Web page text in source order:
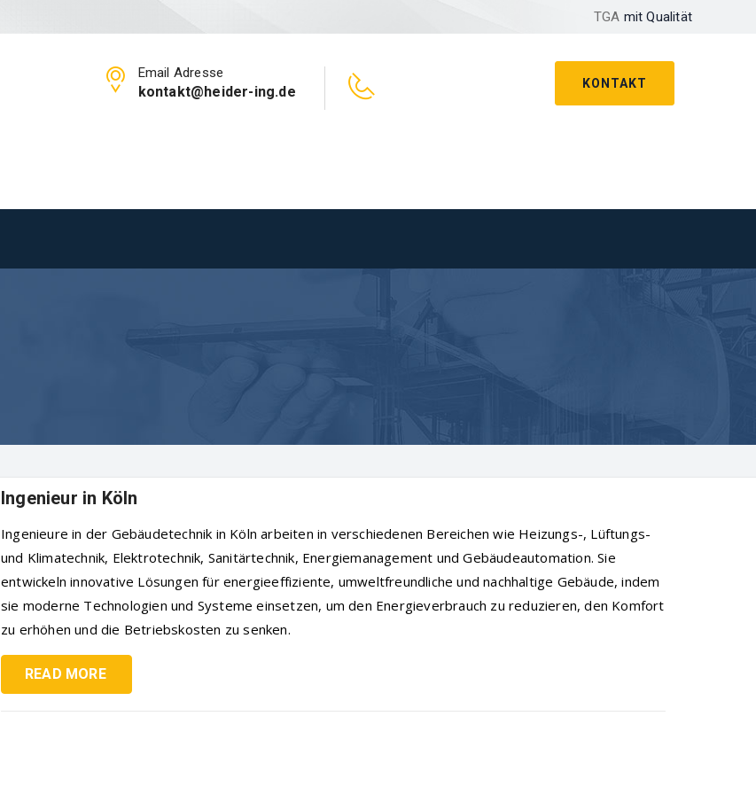
TGA mit Qualität
KONTAKT
Email Adresse
kontakt@heider-ing.de
Ingenieur in Köln
Ingenieure in der Gebäudetechnik in Köln arbeiten in verschiedenen Bereichen wie Heizungs-, Lüftungs-
und Klimatechnik, Elektrotechnik, Sanitärtechnik, Energiemanagement und Gebäudeautomation. Sie
entwickeln innovative Lösungen für energieeffiziente, umweltfreundliche und nachhaltige Gebäude, indem
sie moderne Technologien und Systeme einsetzen, um den Energieverbrauch zu reduzieren, den Komfort
zu erhöhen und die Betriebskosten zu senken.
READ MORE